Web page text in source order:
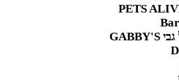
בית הבובות של גבי GABBY'S